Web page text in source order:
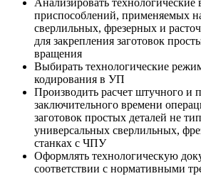
Анализировать технологические
приспособлений, применяемых
сверлильных, фрезерных и
для закрепления заготовок
вращения
Выбирать технологические
кодирования в УП
Производить расчет штучного и
заключительного времени
заготовок простых деталей не
универсальных сверлильных,
станках с ЧПУ
Оформлять технологическую
соответствии с нормативными